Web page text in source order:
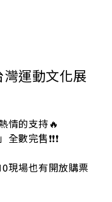
灣運動文化展
情的支持🔥
數完售❗️❗️❗️
現場也有開放購票